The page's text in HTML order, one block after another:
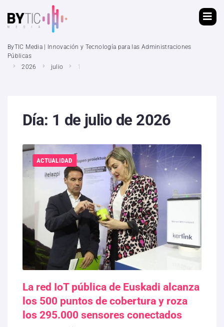
ByTIC Media | Innovación y Tecnología para las Administraciones
Públicas
2026
julio 1
Día: 1 de julio de 2026
ACTUALIDAD
La red IoT pública de Euskadi alcanza
los 500 puntos de cobertura y roza
los 295.000 sensores conectados